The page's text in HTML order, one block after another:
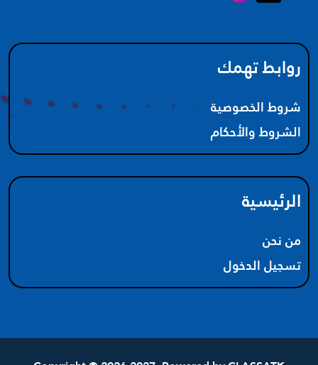
روابط تهمك
شروط الخصوصية
الشروط والأحكام
الرئيسية
من نحن
تسجيل الدخول